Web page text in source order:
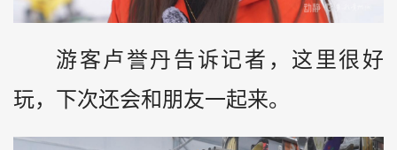
游客卢誉丹告诉记者，这里很好
玩，下次还会和朋友一起来。